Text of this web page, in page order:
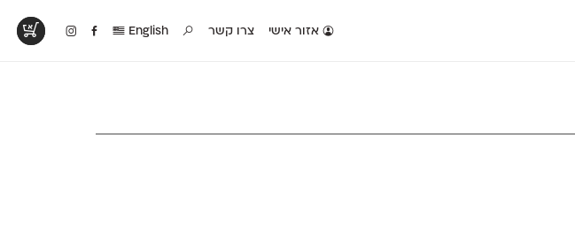
אזור אישי צרו קשר English
מטריפים שנעשו עם
פונטים על־גבי דף A4
של הפונטים שלנו זה